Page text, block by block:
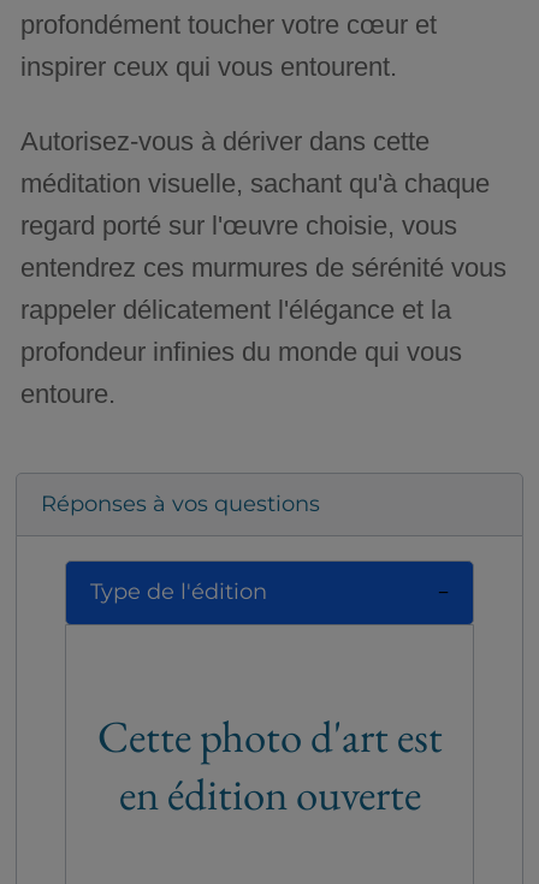
profondément toucher votre cœur et
inspirer ceux qui vous entourent.
Autorisez-vous à dériver dans cette
méditation visuelle, sachant qu'à chaque
regard porté sur l'œuvre choisie, vous
entendrez ces murmures de sérénité vous
rappeler délicatement l'élégance et la
profondeur infinies du monde qui vous
entoure.
Réponses à vos questions
Type de l'édition
Cette photo d'art est
en édition ouverte